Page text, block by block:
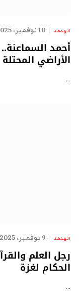
الهدهد 10 نوفمبر، 2025
أحمد
الأراضي المحتلة
…
الهدهد 9 نوفمبر، 2025
رجل العلم
الحكام لغزة
…